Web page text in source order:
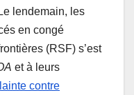
lendemain, les
en congé
(RSF) s’est
et à leurs
contre